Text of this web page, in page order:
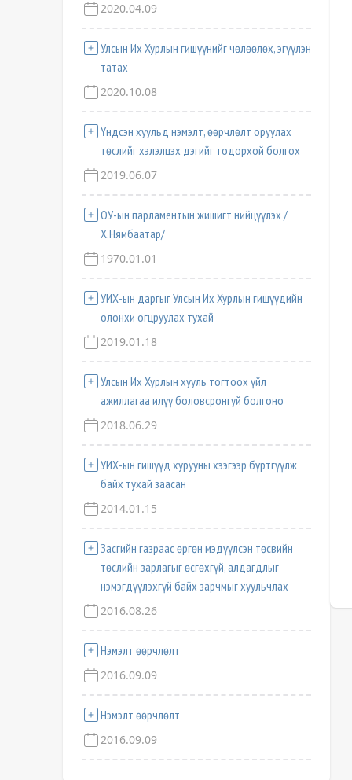
2020.04.09
Улсын Их Хурлын гишүүнийг чөлөөлөх, эгүүлэн
татах
2020.10.08
Үндсэн хуульд нэмэлт, өөрчлөлт оруулах
төслийг хэлэлцэх дэгийг тодорхой болгох
2019.06.07
ОУ-ын парламентын жишигт нийцүүлэх /
Х.Нямбаатар/
1970.01.01
УИХ-ын даргыг Улсын Их Хурлын гишүүдийн
олонхи огцруулах тухай
2019.01.18
Улсын Их Хурлын хууль тогтоох үйл
ажиллагаа илүү боловсронгуй болгоно
2018.06.29
УИХ-ын гишүүд хурууны хээгээр бүртгүүлж
байх тухай заасан
2014.01.15
Засгийн газраас өргөн мэдүүлсэн төсвийн
төслийн зарлагыг өсгөхгүй, алдагдлыг
нэмэгдүүлэхгүй байх зарчмыг хуульчлах
2016.08.26
Нэмэлт өөрчлөлт
2016.09.09
Нэмэлт өөрчлөлт
2016.09.09